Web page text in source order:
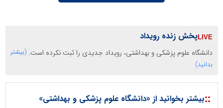
پخش زنده رویداد
دانشگاه علوم پزشکی و بهداشتی، رویداد جدیدی را ثبت نکرده است. (بیشتر
بدانید)
::بیشتر بخوانید از «دانشگاه علوم پزشکی و بهداشتی»